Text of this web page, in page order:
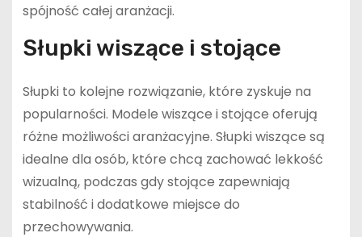
spójność całej aranżacji.
Słupki wiszące i stojące
Słupki to kolejne rozwiązanie, które zyskuje na
popularności. Modele wiszące i stojące oferują
różne możliwości aranżacyjne. Słupki wiszące są
idealne dla osób, które chcą zachować lekkość
wizualną, podczas gdy stojące zapewniają
stabilność i dodatkowe miejsce do
przechowywania.